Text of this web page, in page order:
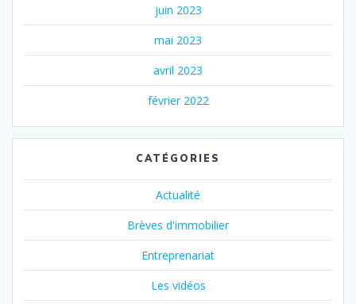
juin 2023
mai 2023
avril 2023
février 2022
CATÉGORIES
Actualité
Brèves d'immobilier
Entreprenariat
Les vidéos